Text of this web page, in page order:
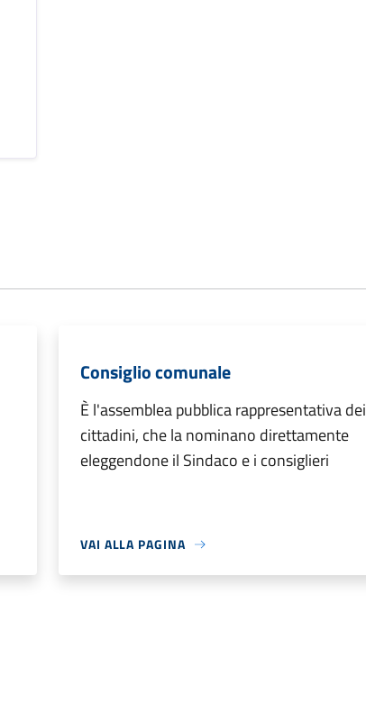
Consiglio comunale
È l'assemblea pubblica rappresentativa dei
cittadini, che la nominano direttamente
eleggendone il Sindaco e i consiglieri
VAI ALLA PAGINA